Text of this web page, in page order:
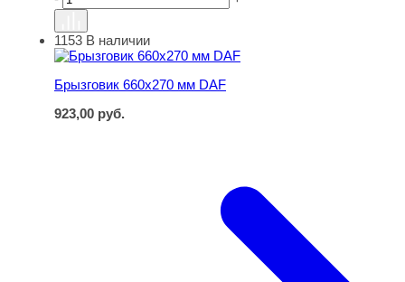
Брызговик 660х270 мм DAF
1153 В наличии
Брызговик 660х270 мм DAF
923,00 руб.